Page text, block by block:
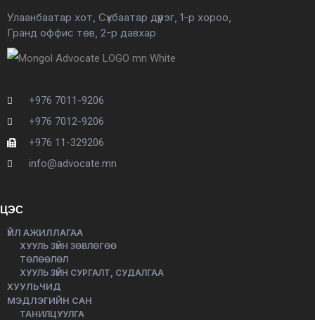
Улаанбаатар хот, Сүхбаатар дүүрэг, 1-р хороо,
Гранд оффис төв, 2-р давхар
+976 7011-9206
+976 7012-9206
+976 11-329206
info@advocate.mn
ЦЭС
ҮЙЛ АЖИЛЛАГАА
ХУУЛЬ ЗҮЙН ЗӨВЛӨГӨӨ
ТӨЛӨӨЛӨЛ
ХУУЛЬ ЗҮЙН СУРГАЛТ, СУДАЛГАА
ХУУЛЬЧИД
МЭДЛЭГИЙН САН
ТАНИЛЦУУЛГА